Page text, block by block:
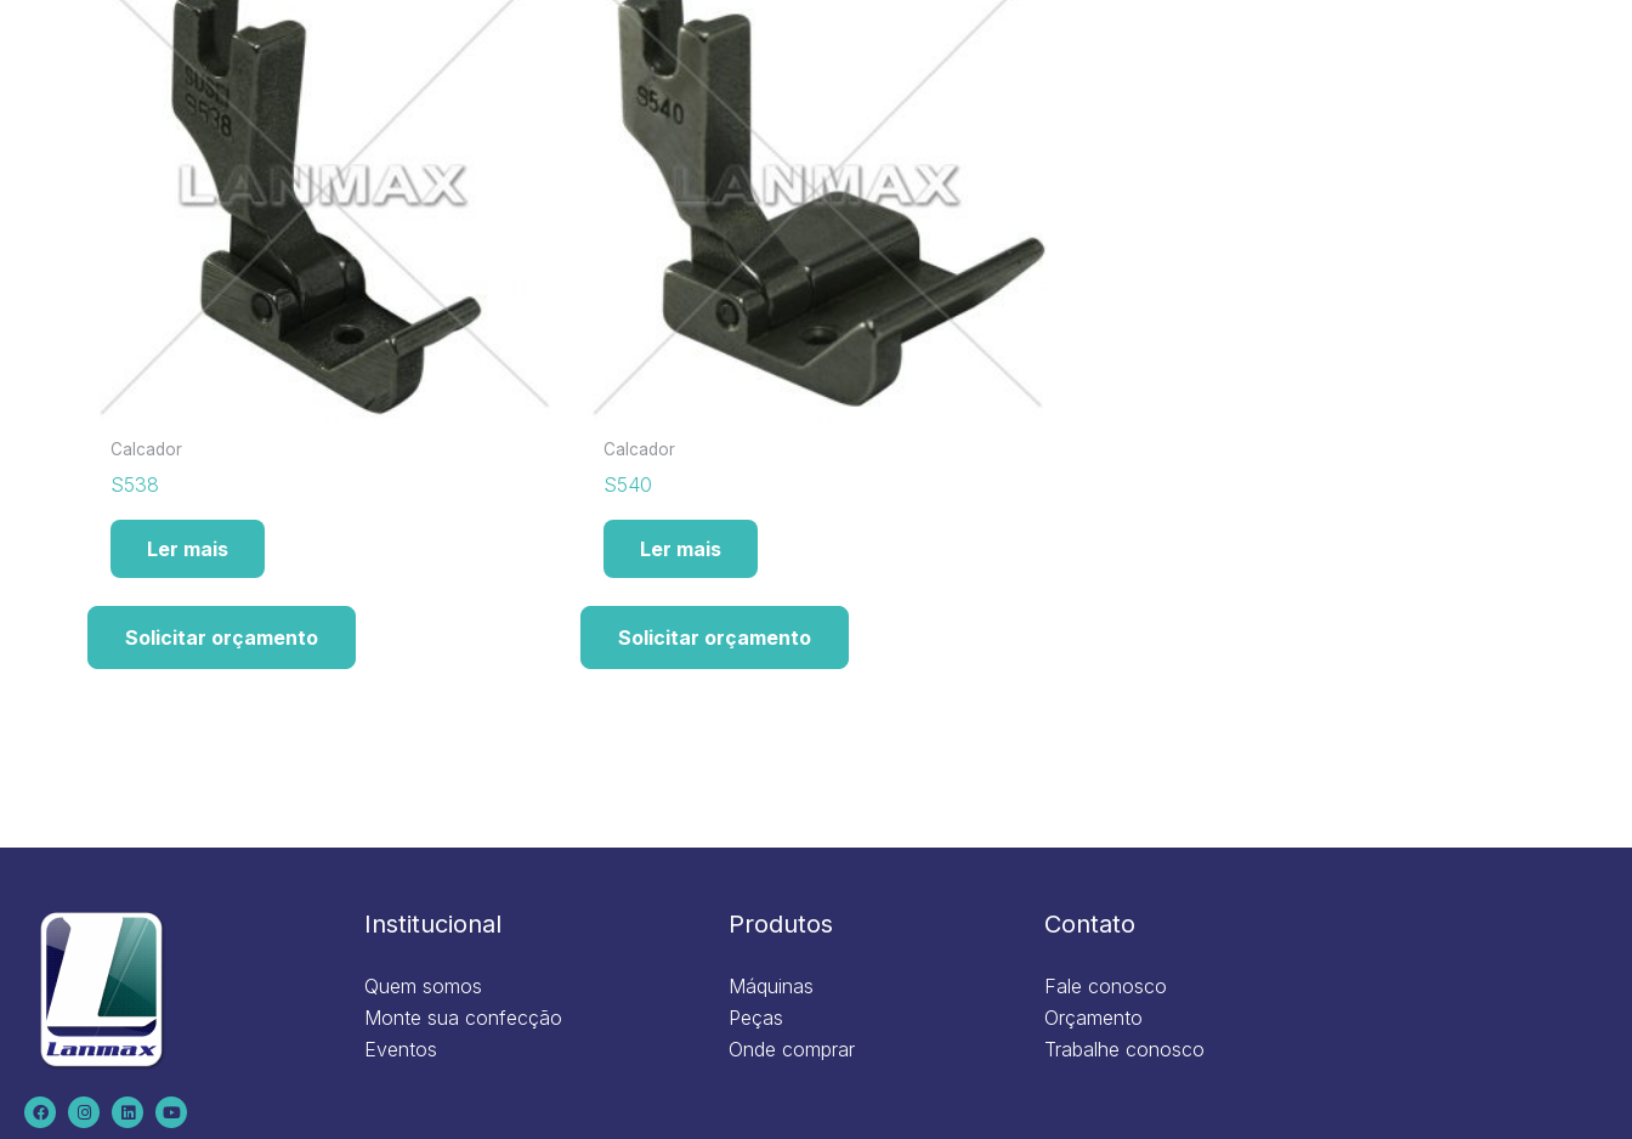
Calcador
S538
Ler mais
Solicitar orçamento
Calcador
S540
Ler mais
Solicitar orçamento
F
a
c
I
n
s
L
i
n
Y
o
u
Institucional
Quem somos
Monte sua confecção
Eventos
Produtos
Máquinas
Peças
Onde comprar
Contato
Fale conosco
Orçamento
Trabalhe conosco